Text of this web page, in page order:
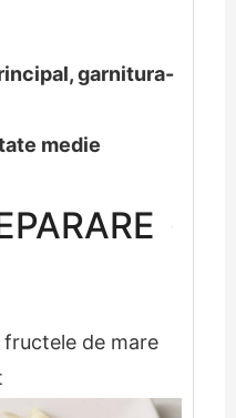
garnitura-
medie
de mare